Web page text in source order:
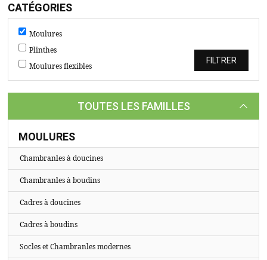
SUR
MESURE
CATALOGUE
PROPOS
CATÉGORIES
Moulures
Plinthes
Moulures flexibles
TOUTES LES FAMILLES
MOULURES
Chambranles à doucines
Chambranles à boudins
Cadres à doucines
Cadres à boudins
Socles et Chambranles modernes